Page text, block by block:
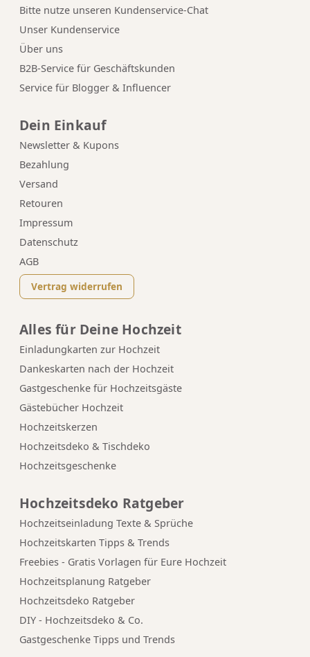
Bitte nutze unseren Kundenservice-Chat
Unser Kundenservice
Über uns
B2B-Service für Geschäftskunden
Service für Blogger & Influencer
Dein Einkauf
Newsletter & Kupons
Bezahlung
Versand
Retouren
Impressum
Datenschutz
AGB
Vertrag widerrufen
Alles für Deine Hochzeit
Einladungkarten zur Hochzeit
Dankeskarten nach der Hochzeit
Gastgeschenke für Hochzeitsgäste
Gästebücher Hochzeit
Hochzeitskerzen
Hochzeitsdeko & Tischdeko
Hochzeitsgeschenke
Hochzeitsdeko Ratgeber
Hochzeitseinladung Texte & Sprüche
Hochzeitskarten Tipps & Trends
Freebies - Gratis Vorlagen für Eure Hochzeit
Hochzeitsplanung Ratgeber
Hochzeitsdeko Ratgeber
DIY - Hochzeitsdeko & Co.
Gastgeschenke Tipps und Trends